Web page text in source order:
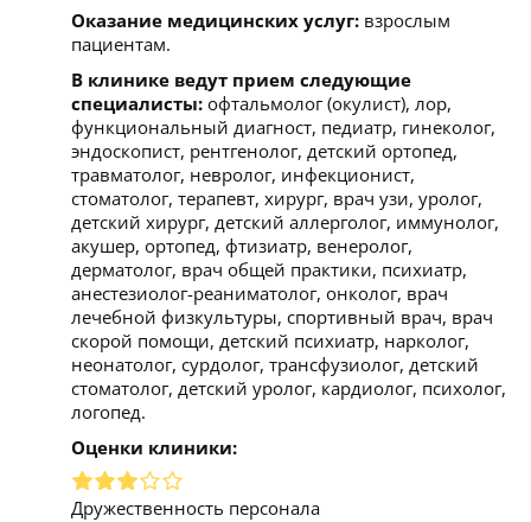
Оказание медицинских услуг: взрослым
пациентам.
В клинике ведут прием следующие
специалисты: офтальмолог (окулист), лор,
функциональный диагност, педиатр, гинеколог,
эндоскопист, рентгенолог, детский ортопед,
травматолог, невролог, инфекционист,
стоматолог, терапевт, хирург, врач узи, уролог,
детский хирург, детский аллерголог, иммунолог,
акушер, ортопед, фтизиатр, венеролог,
дерматолог, врач общей практики, психиатр,
анестезиолог-реаниматолог, онколог, врач
лечебной физкультуры, спортивный врач, врач
скорой помощи, детский психиатр, нарколог,
неонатолог, сурдолог, трансфузиолог, детский
стоматолог, детский уролог, кардиолог, психолог,
логопед.
Оценки клиники:
Дружественность персонала